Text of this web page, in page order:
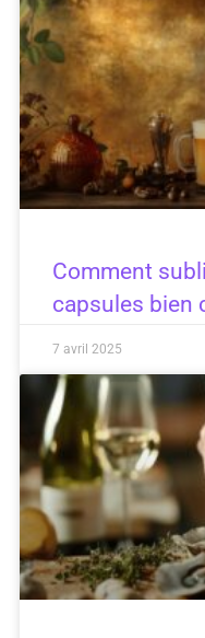
Comment
capsules bien
7 avril 2025